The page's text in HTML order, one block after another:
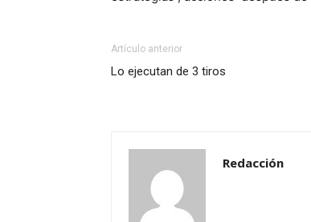
Artículo anterior
Lo ejecutan de 3 tiros
Redacción